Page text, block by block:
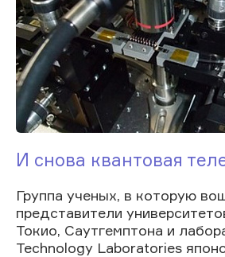
И снова квантовая
Группа ученых, в которую
представители
Токио, Саутгемптона и
Technology Laboratories